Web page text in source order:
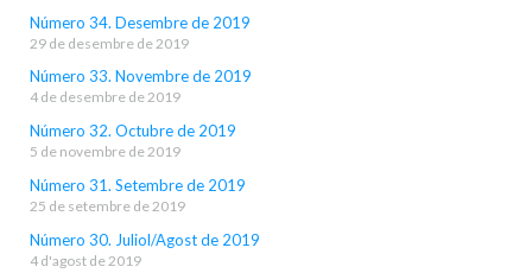
Número 34. Desembre de 2019
29 de desembre de 2019
Número 33. Novembre de 2019
4 de desembre de 2019
Número 32. Octubre de 2019
5 de novembre de 2019
Número 31. Setembre de 2019
25 de setembre de 2019
Número 30. Juliol/Agost de 2019
4 d'agost de 2019